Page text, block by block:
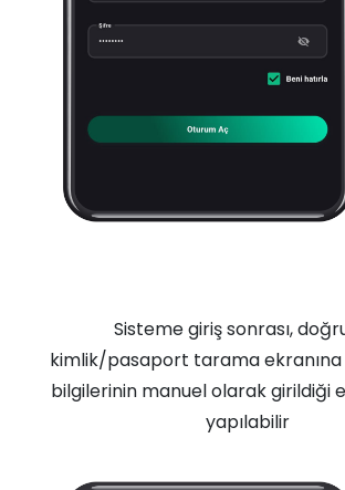
Sisteme giriş sonrası,
kimlik/pasaport tarama ekranına
bilgilerinin manuel olarak girildiği
yapılabilir